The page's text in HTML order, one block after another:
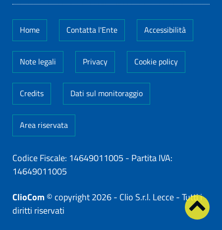
Home Contatta l'Ente Accessibilità
Note legali Privacy Cookie policy
Credits Dati sul monitoraggio
Area riservata
Codice Fiscale: 14649011005 - Partita IVA:
14649011005
ClioCom © copyright 2026 - Clio S.r.l. Lecce - Tutti i
diritti riservati